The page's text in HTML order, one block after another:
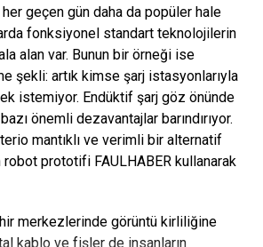
– 2015)
– 2016)
– 2015)
(2002 – 2010 ve 2010 – 2017)
( 2002 – 2010 ve 2010 –
yelpazesi 30’a kadar ek parça
geçen gün daha da popüler hale
fonksiyonel standart teknolojilerin
alan var. Bunun bir örneği ise
şekli: artık kimse şarj istasyonlarıyla
istemiyor. Endüktif şarj göz önünde
önemli dezavantajlar barındırıyor.
mantıklı ve verimli bir alternatif
robot prototifi FAULHABER kullanarak
merkezlerinde görüntü kirliliğine
kablo ve fişler de insanların